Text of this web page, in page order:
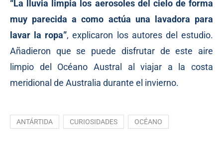
“La lluvia limpia los aerosoles del cielo de forma
muy parecida a como actúa una lavadora para
lavar la ropa”,explicaron los autores del estudio.
Añadieron que se puede disfrutar de este aire
limpio del Océano Austral al viajar a la costa
meridional de Australia durante el invierno.
ANTÁRTIDA CURIOSIDADES OCÉANO